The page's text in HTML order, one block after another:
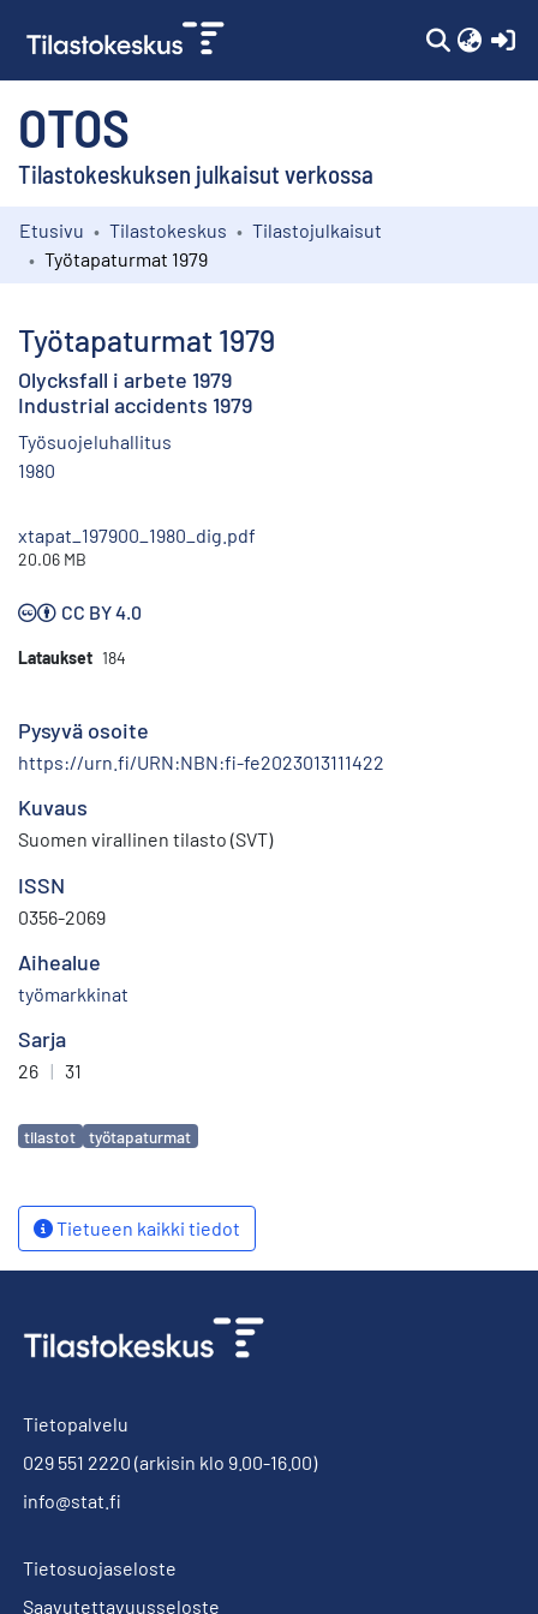
OTOS
Tilastokeskuksen julkaisut verkossa
Kokoelmat
Etusivu Tilastokeskus
Tilastojulkaisut
Työtapaturmat 1979
Työtapaturmat 1979
Olycksfall i arbete 1979
Industrial accidents 1979
Työsuojeluhallitus
1980
xtapat_197900_1980_dig.pdf
20.06 MB
CC BY 4.0
Lataukset 184
Pysyvä osoite
https://urn.fi/URN:NBN:fi-fe2023013111422
Kuvaus
Suomen virallinen tilasto (SVT)
ISSN
0356-2069
Aihealue
työmarkkinat
Sarja
26 | 31
Avainsanat
tilastot työtapaturmat
Tietueen kaikki tiedot
Tietopalvelu
029 551 2220 (arkisin klo 9.00-16.00)
info@stat.fi
Tietosuojaseloste
Saavutettavuusseloste